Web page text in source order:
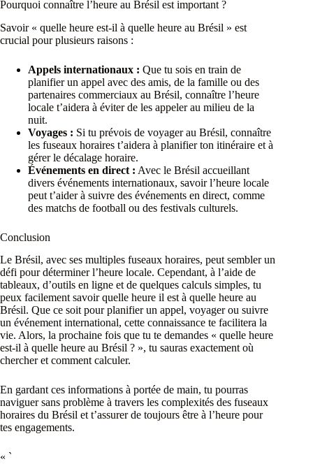
Pourquoi connaître l’heure au Brésil est important ?
Savoir « quelle heure est-il à quelle heure au Brésil » est
crucial pour plusieurs raisons :
Appels internationaux : Que tu sois en train de
planifier un appel avec des amis, de la famille ou des
partenaires commerciaux au Brésil, connaître l’heure
locale t’aidera à éviter de les appeler au milieu de la
nuit.
Voyages : Si tu prévois de voyager au Brésil, connaître
les fuseaux horaires t’aidera à planifier ton itinéraire et à
gérer le décalage horaire.
Événements en direct : Avec le Brésil accueillant
divers événements internationaux, savoir l’heure locale
peut t’aider à suivre des événements en direct, comme
des matchs de football ou des festivals culturels.
Conclusion
Le Brésil, avec ses multiples fuseaux horaires, peut sembler un
défi pour déterminer l’heure locale. Cependant, à l’aide de
tableaux, d’outils en ligne et de quelques calculs simples, tu
peux facilement savoir quelle heure il est à quelle heure au
Brésil. Que ce soit pour planifier un appel, voyager ou suivre
un événement international, cette connaissance te facilitera la
vie. Alors, la prochaine fois que tu te demandes « quelle heure
est-il à quelle heure au Brésil ? », tu sauras exactement où
chercher et comment calculer.
En gardant ces informations à portée de main, tu pourras
naviguer sans problème à travers les complexités des fuseaux
horaires du Brésil et t’assurer de toujours être à l’heure pour
tes engagements.
« `